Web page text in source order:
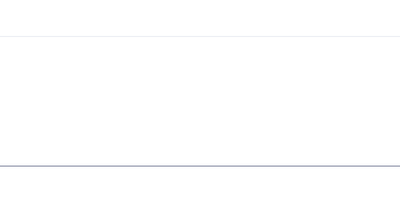
使用前に柔らかい布等で軽くふき取ってください。